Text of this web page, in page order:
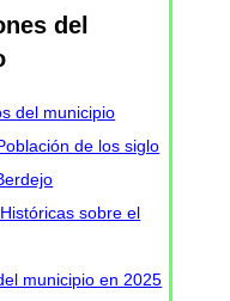
del
del municipio
de los siglo
sobre el
municipio en 2025